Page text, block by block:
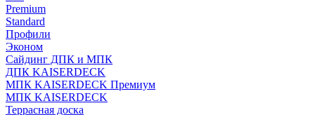
Premium
Standard
Профили
Эконом
Сайдинг ДПК и МПК
ДПК KAISERDECK
МПК KAISERDECK Премиум
МПК KAISERDECK
Террасная доска